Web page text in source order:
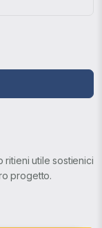
utile sostienici
progetto.